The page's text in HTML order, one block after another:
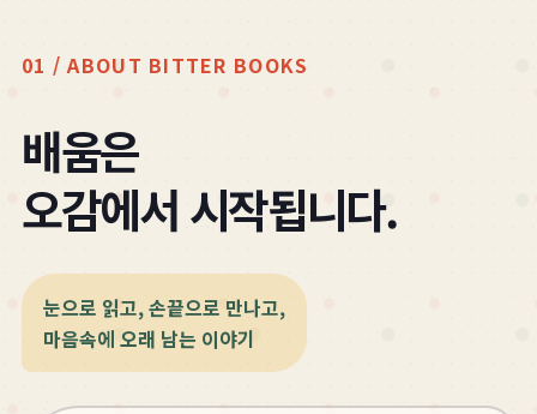
01 / ABOUT BITTER BOOKS
배움은
오감에서 시작됩니다.
눈으로 읽고, 손끝으로 만나고,
마음속에 오래 남는 이야기